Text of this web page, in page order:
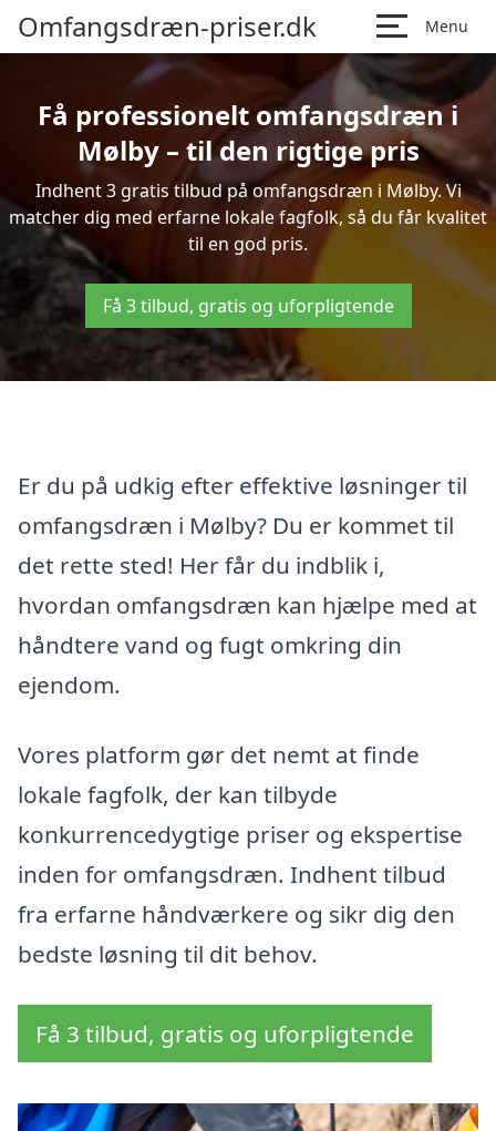
Omfangsdræn-priser.dk Menu
Få professionelt omfangsdræn i
Mølby – til den rigtige pris
Indhent 3 gratis tilbud på omfangsdræn i Mølby. Vi
matcher dig med erfarne lokale fagfolk, så du får kvalitet
til en god pris.
Få 3 tilbud, gratis og uforpligtende
Er du på udkig efter effektive løsninger til
omfangsdræn i Mølby? Du er kommet til
det rette sted! Her får du indblik i,
hvordan omfangsdræn kan hjælpe med at
håndtere vand og fugt omkring din
ejendom.
Vores platform gør det nemt at finde
lokale fagfolk, der kan tilbyde
konkurrencedygtige priser og ekspertise
inden for omfangsdræn. Indhent tilbud
fra erfarne håndværkere og sikr dig den
bedste løsning til dit behov.
Få 3 tilbud, gratis og uforpligtende